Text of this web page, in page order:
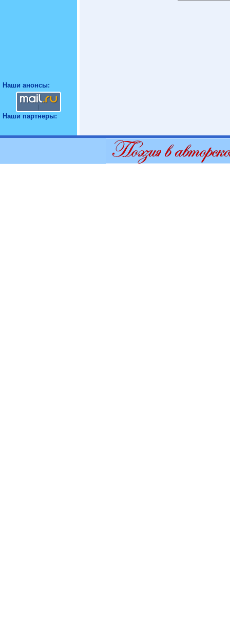
Наши анонсы:
Наши партнеры: